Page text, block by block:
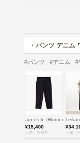
・パンツ デニム
#パンツ #デニム #
agnes b. (Women)/アニ
¥15,400
三越・伊勢丹 三越・